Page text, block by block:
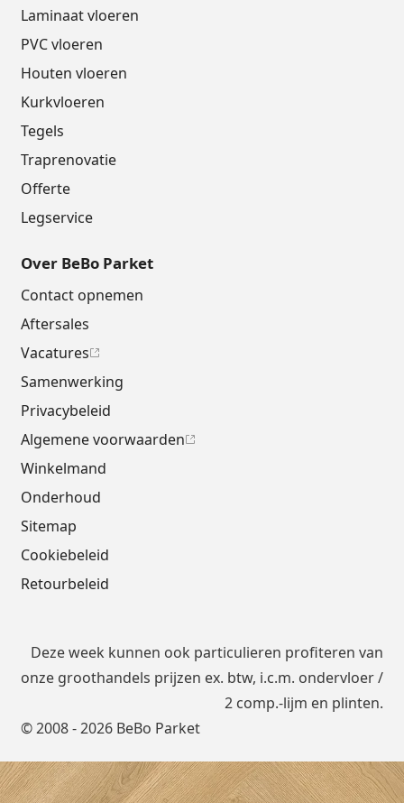
Laminaat vloeren
PVC vloeren
Houten vloeren
Kurkvloeren
Tegels
Traprenovatie
Offerte
Legservice
Over BeBo Parket
Contact opnemen
Aftersales
Vacatures
Samenwerking
Privacybeleid
Algemene voorwaarden
Winkelmand
Onderhoud
Sitemap
Cookiebeleid
Retourbeleid
© 2008 - 2026 BeBo Parket
Deze week kunnen ook particulieren profiteren van
onze groothandels prijzen ex. btw, i.c.m. ondervloer/
2 comp.-lijm en plinten.